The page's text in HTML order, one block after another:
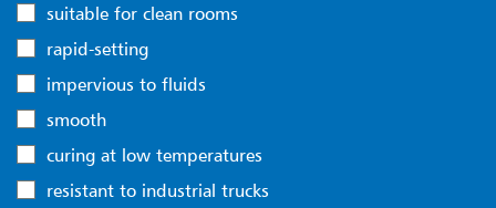
suitable for clean rooms
rapid-setting
impervious to fluids
smooth
curing at low temperatures
resistant to industrial trucks